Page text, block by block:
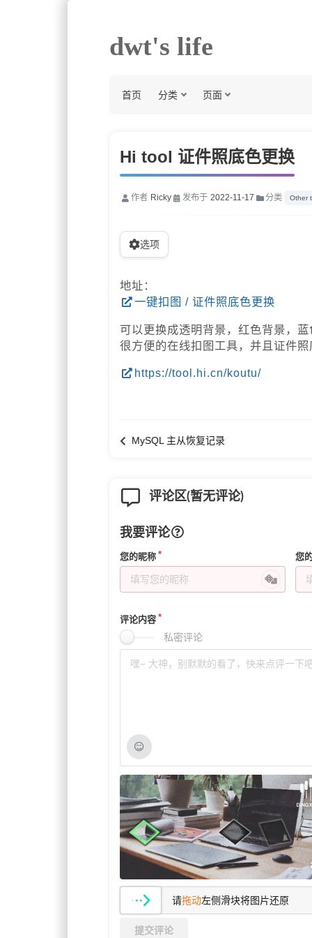
dwt's life
首页 分类 页面
Hi tool 证件照底色更换
作者 Ricky 发布于 2022-11-17 分类 Other
选项
地址：
一键扣图 / 证件照底色更换
可以更换成透明背景，红色背景，
很方便的在线扣图工具，并且证件
https://tool.hi.cn/koutu/
MySQL 主从恢复记录
评论区(暂无评论)
我要评论
您的昵称 您
评论内容
私密评论
请拖动左侧滑块将图片还原
提交评论